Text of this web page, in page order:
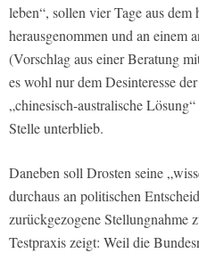
leben“, sollen vier Tage aus dem
herausgenommen und an einem
(Vorschlag aus einer Beratung
es wohl nur dem Desinteresse
„chinesisch-australische
Stelle unterblieb.
Daneben soll Drosten seine
durchaus an politischen
zurückgezogene Stellungnahme
Testpraxis zeigt: Weil die